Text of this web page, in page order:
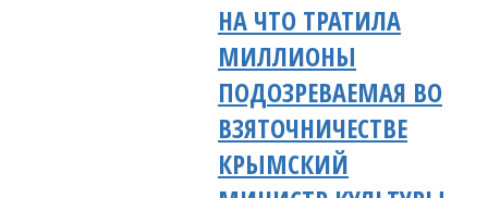
НА ЧТО ТРАТИЛА
МИЛЛИОНЫ
ПОДОЗРЕВАЕМАЯ ВО
ВЗЯТОЧНИЧЕСТВЕ
КРЫМСКИЙ